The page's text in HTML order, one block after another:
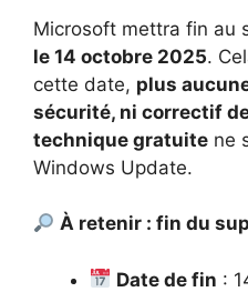
Microsoft mettra fin au
le 14 octobre 2025.
cette date, plus
sécurité, ni correctif
technique gratuite ne
Windows Update.
À retenir : fin du
Date de fin :